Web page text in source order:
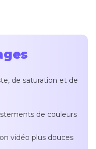
de saturation et de
de couleurs
vidéo plus douces